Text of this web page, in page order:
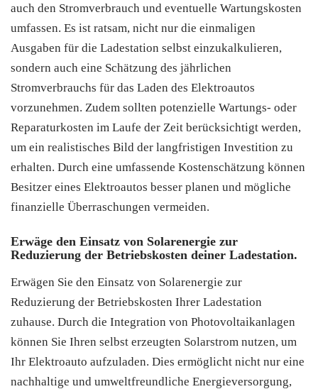
auch den Stromverbrauch und eventuelle Wartungskosten
umfassen. Es ist ratsam, nicht nur die einmaligen
Ausgaben für die Ladestation selbst einzukalkulieren,
sondern auch eine Schätzung des jährlichen
Stromverbrauchs für das Laden des Elektroautos
vorzunehmen. Zudem sollten potenzielle Wartungs- oder
Reparaturkosten im Laufe der Zeit berücksichtigt werden,
um ein realistisches Bild der langfristigen Investition zu
erhalten. Durch eine umfassende Kostenschätzung können
Besitzer eines Elektroautos besser planen und mögliche
finanzielle Überraschungen vermeiden.
Erwäge den Einsatz von Solarenergie zur
Reduzierung der Betriebskosten deiner Ladestation.
Erwägen Sie den Einsatz von Solarenergie zur
Reduzierung der Betriebskosten Ihrer Ladestation
zuhause. Durch die Integration von Photovoltaikanlagen
können Sie Ihren selbst erzeugten Solarstrom nutzen, um
Ihr Elektroauto aufzuladen. Dies ermöglicht nicht nur eine
nachhaltige und umweltfreundliche Energieversorgung,